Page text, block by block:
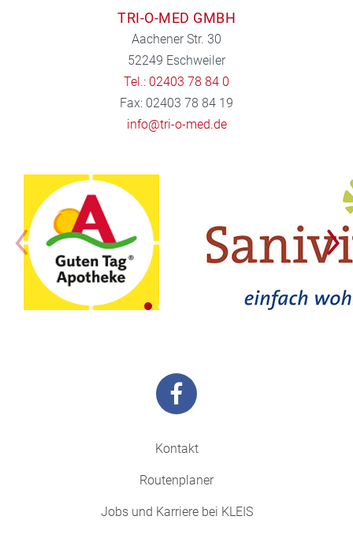
TRI-O-MED GMBH
Aachener Str. 30
52249 Eschweiler
Tel.: 02403 78 84 0
Fax: 02403 78 84 19
info@tri-o-med.de
Kontakt
Routenplaner
Jobs und Karriere bei KLEIS